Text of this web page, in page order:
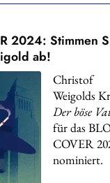
2024: Stimmen
ab!
Christof
Weigolds
Der böse
für das
COVER
nominiert.